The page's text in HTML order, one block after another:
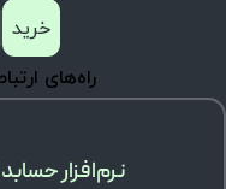
خرید
راه‌های
نرم‌افزار